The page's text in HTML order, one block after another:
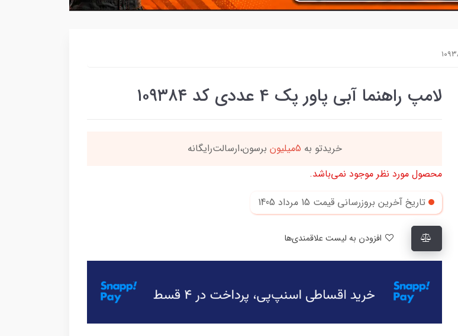
لامپ راهنما آبی پاور پک 4 عددی کد ۱۰۹۳۸۴
این کالا رو میتونی4 قسطه
بخری
محصول مورد نظر موجود نمی‌باشد.
تاریخ آخرین بروزرسانی قیمت 15 مرداد 1405